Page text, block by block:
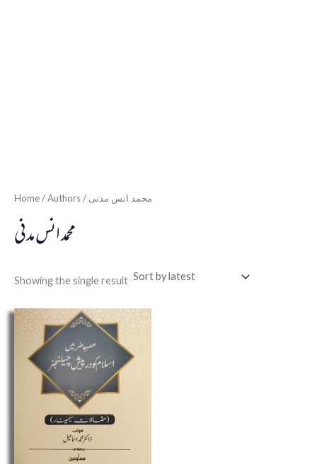
Home / Authors / محمد انس مدنی
محمد انس مدنی
Showing the single result